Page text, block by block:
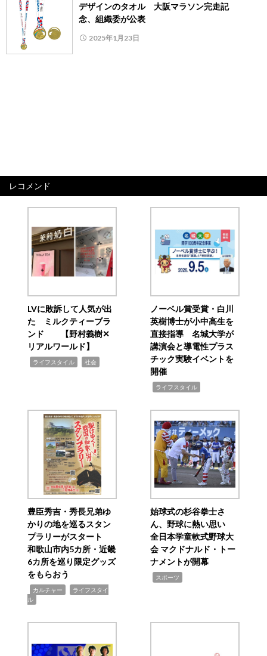
デザインのタオル 大阪マラソン完走記
念、組織委が公表
2025年1月23日
レコメンド
LVに敗訴して人気が出
た ミルクティーブラ
ンド 【野村義樹✕
リアルワールド】
ライフスタイル 社会
ノーベル賞受賞・白川
英樹博士が小中高生を
直接指導 名城大学が
講演会と導電性プラス
チック実験イベントを
開催
ライフスタイル
豊臣秀吉・秀長兄弟ゆ
かりの地を巡るスタン
プラリーがスタート
和歌山市内5カ所・近畿
6カ所を巡り限定グッズ
をもらおう
カルチャー
ライフスタイ
ル
始球式の杉谷拳士さ
ん、野球に熱い思い
全日本学童軟式野球大
会 マクドナルド・トー
ナメントが開幕
スポーツ